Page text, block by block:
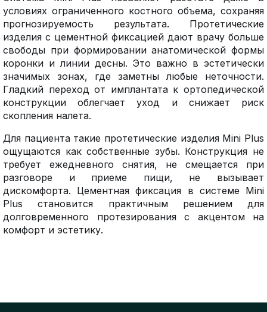
условиях ограниченного костного объема, сохраняя
прогнозируемость результата. Протетические
изделия с цементной фиксацией дают врачу больше
свободы при формировании анатомической формы
коронки и линии десны. Это важно в эстетически
значимых зонах, где заметны любые неточности.
Гладкий переход от имплантата к ортопедической
конструкции облегчает уход и снижает риск
скопления налета.
Для пациента такие протетические изделия Mini Plus
ощущаются как собственные зубы. Конструкция не
требует ежедневного снятия, не смещается при
разговоре и приеме пищи, не вызывает
дискомфорта. Цементная фиксация в системе Mini
Plus становится практичным решением для
долговременного протезирования с акцентом на
комфорт и эстетику.